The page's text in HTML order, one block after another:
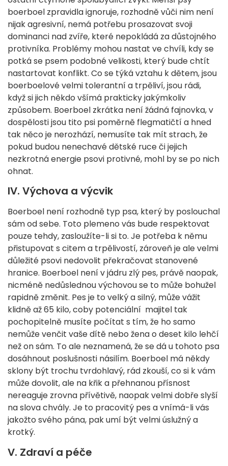
boerboel zpravidla ignoruje, rozhodně vůči nim není
nijak agresivní, nemá potřebu prosazovat svoji
dominanci nad zvíře, které nepokládá za důstojného
protivníka. Problémy mohou nastat ve chvíli, kdy se
potká se psem podobné velikosti, který bude chtít
nastartovat konflikt. Co se týká vztahu k dětem, jsou
boerboelové velmi tolerantní a trpěliví, jsou rádi,
když si jich někdo všímá prakticky jakýmkoliv
způsobem. Boerboel zkrátka není žádná fajnovka, v
dospělosti jsou tito psi poměrně flegmatičtí a hned
tak něco je nerozhází, nemusíte tak mít strach, že
pokud budou nenechavé dětské ruce či jejich
nezkrotná energie psovi protivné, mohl by se po nich
ohnat.
IV. Výchova a výcvik
Boerboel není rozhodně typ psa, který by poslouchal
sám od sebe. Toto plemeno vás bude respektovat
pouze tehdy, zasloužíte-li si to. Je potřeba k němu
přistupovat s citem a trpělivostí, zároveň je ale velmi
důležité psovi nedovolit překračovat stanovené
hranice. Boerboel není v jádru zlý pes, právě naopak,
nicméně nedůslednou výchovou se to může bohužel
rapidně změnit. Pes je to velký a silný, může vážit
klidně až 65 kilo, coby potenciální majitel tak
pochopitelně musíte počítat s tím, že ho samo
nemůže venčit vaše dítě nebo žena o deset kilo lehčí
než on sám. To ale neznamená, že se dá u tohoto psa
dosáhnout poslušnosti násilím. Boerboel má někdy
sklony být trochu tvrdohlavý, rád zkouší, co si k vám
může dovolit, ale na křik a přehnanou přísnost
nereaguje zrovna přívětivě, naopak velmi dobře slyší
na slova chvály. Je to pracovitý pes a vnímá-li vás
jakožto svého pána, pak umí být velmi úslužný a
krotký.
V. Zdraví a péče